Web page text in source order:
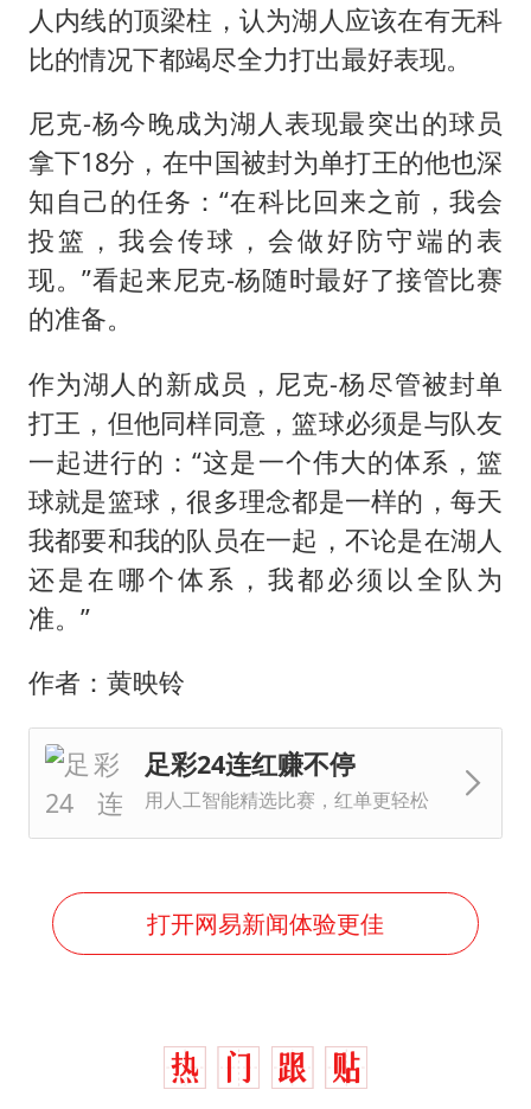
人内线的顶梁柱，认为湖人应该在有无科
比的情况下都竭尽全力打出最好表现。
尼克-杨今晚成为湖人表现最突出的球员
拿下18分，在中国被封为单打王的他也深
知自己的任务：“在科比回来之前，我会
投篮，我会传球，会做好防守端的表
现。”看起来尼克-杨随时最好了接管比赛
的准备。
作为湖人的新成员，尼克-杨尽管被封单
打王，但他同样同意，篮球必须是与队友
一起进行的：“这是一个伟大的体系，篮
球就是篮球，很多理念都是一样的，每天
我都要和我的队员在一起，不论是在湖人
还是在哪个体系，我都必须以全队为
准。”
作者：黄映铃
足彩24连红赚不停
用人工智能精选比赛，红单更轻松
打开网易新闻体验更佳